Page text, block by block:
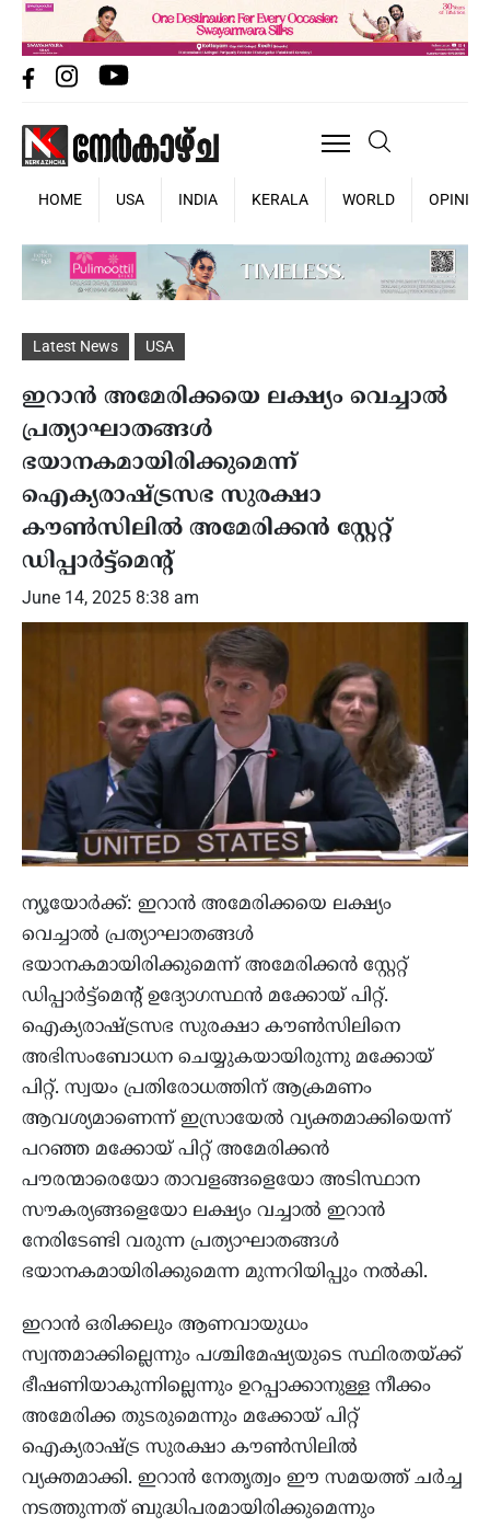
HOME USA INDIA KERALA WORLD OPINION
Latest News USA
ഇറാൻ അമേരിക്കയെ ലക്ഷ്യം വെച്ചാൽ
പ്രത്യാഘാതങ്ങൾ
ഭയാനകമായിരിക്കുമെന്ന്
ഐക്യരാഷ്ട്രസഭ സുരക്ഷാ
കൗൺസിലിൽ അമേരിക്കൻ സ്റ്റേറ്റ്
ഡിപ്പാർട്ട്‌മെന്റ്
June 14, 2025 8:38 am
ന്യൂയോർക്ക്: ഇറാൻ അമേരിക്കയെ ലക്ഷ്യം
വെച്ചാൽ പ്രത്യാഘാതങ്ങൾ
ഭയാനകമായിരിക്കുമെന്ന് അമേരിക്കൻ സ്റ്റേറ്റ്
ഡിപ്പാർട്ട്‌മെന്റ് ഉദ്യോഗസ്ഥൻ മക്കോയ് പിറ്റ്.
ഐക്യരാഷ്ട്രസഭ സുരക്ഷാ കൗൺസിലിനെ
അഭിസംബോധന ചെയ്യുകയായിരുന്നു മക്കോയ്
പിറ്റ്. സ്വയം പ്രതിരോധത്തിന് ആക്രമണം
ആവശ്യമാണെന്ന് ഇസ്രായേൽ വ്യക്തമാക്കിയെന്ന്
പറഞ്ഞ മക്കോയ് പിറ്റ് അമേരിക്കൻ
പൗരന്മാരെയോ താവളങ്ങളെയോ അടിസ്ഥാന
സൗകര്യങ്ങളെയോ ലക്ഷ്യം വച്ചാൽ ഇറാൻ
നേരിടേണ്ടി വരുന്ന പ്രത്യാഘാതങ്ങൾ
ഭയാനകമായിരിക്കുമെന്ന മുന്നറിയിപ്പും നൽകി.
ഇറാൻ ഒരിക്കലും ആണവായുധം
സ്വന്തമാക്കില്ലെന്നും പശ്ചിമേഷ്യയുടെ സ്ഥിരതയ്ക്ക്
ഭീഷണിയാകുന്നില്ലെന്നും ഉറപ്പാക്കാനുള്ള നീക്കം
അമേരിക്ക തുടരുമെന്നും മക്കോയ് പിറ്റ്
ഐക്യരാഷ്ട്ര സുരക്ഷാ കൗൺസിലിൽ
വ്യക്തമാക്കി. ഇറാൻ നേതൃത്വം ഈ സമയത്ത് ചർച്ച
നടത്തുന്നത് ബുദ്ധിപരമായിരിക്കുമെന്നും